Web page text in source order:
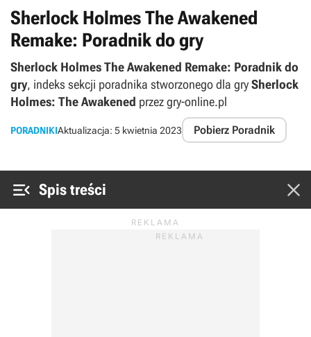
Sherlock Holmes The Awakened
Remake: Poradnik do gry
Sherlock Holmes The Awakened Remake: Poradnik do
gry, indeks sekcji poradnika stworzonego dla grySherlock
Holmes: The Awakened przez gry-online.pl
PORADNIKIAktualizacja: 5 kwietnia 2023 Pobierz Poradnik
 Spis treści 